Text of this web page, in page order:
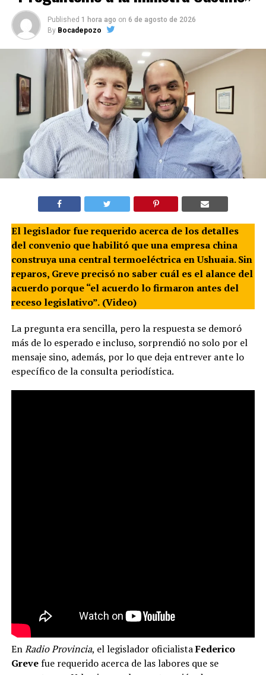
Published 1 hora ago on 6 de agosto de 2026
By Bocadepozo
El legislador fue requerido acerca de los detalles
del convenio que habilitó que una empresa china
construya una central termoeléctrica en Ushuaia. Sin
reparos, Greve precisó no saber cuál es el alance del
acuerdo porque “el acuerdo lo firmaron antes del
receso legislativo”. (Video)
La pregunta era sencilla, pero la respuesta se demoró
más de lo esperado e incluso, sorprendió no solo por el
mensaje sino, además, por lo que deja entrever ante lo
específico de la consulta periodística.
EnRadio Provincia, el legislador oficialistaFederico
Grevefue requerido acerca de las labores que se